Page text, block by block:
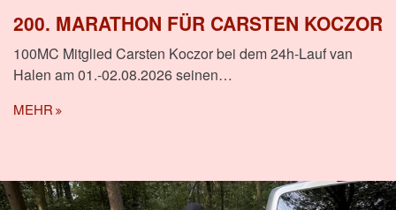
200. MARATHON FÜR CARSTEN KOCZOR
100MC Mitglied Carsten Koczor bei dem 24h-Lauf van
Halen am 01.-02.08.2026 seinen…
MEHR